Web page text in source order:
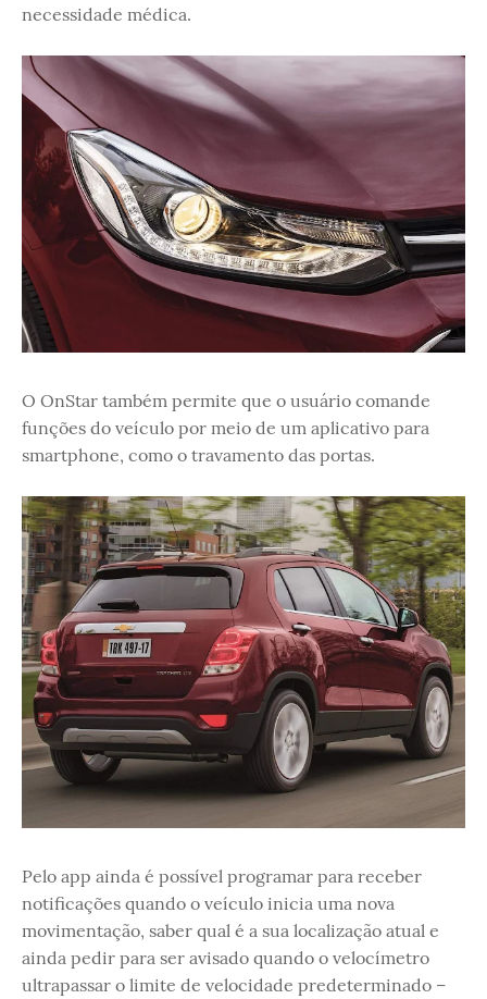
necessidade médica.
O OnStar também permite que o usuário comande
funções do veículo por meio de um aplicativo para
smartphone, como o travamento das portas.
Pelo app ainda é possível programar para receber
notificações quando o veículo inicia uma nova
movimentação, saber qual é a sua localização atual e
ainda pedir para ser avisado quando o velocímetro
ultrapassar o limite de velocidade predeterminado –